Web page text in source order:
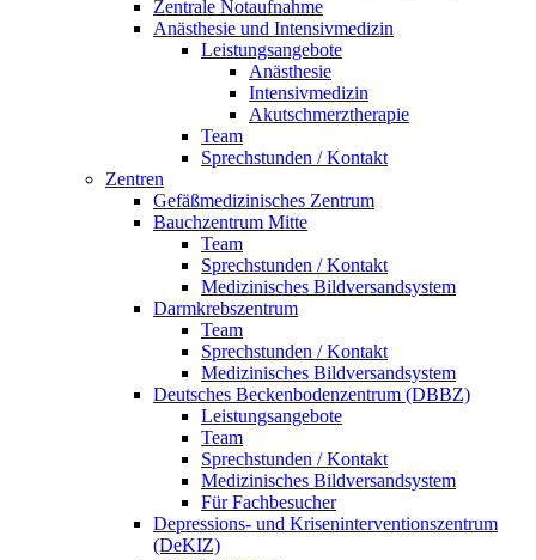
Zentrale Notaufnahme
Anästhesie und Intensivmedizin
Leistungsangebote
Anästhesie
Intensivmedizin
Akutschmerztherapie
Team
Sprechstunden / Kontakt
Zentren
Gefäßmedizinisches Zentrum
Bauchzentrum Mitte
Team
Sprechstunden / Kontakt
Medizinisches Bildversandsystem
Darmkrebszentrum
Team
Sprechstunden / Kontakt
Medizinisches Bildversandsystem
Deutsches Beckenbodenzentrum (DBBZ)
Leistungsangebote
Team
Sprechstunden / Kontakt
Medizinisches Bildversandsystem
Für Fachbesucher
Depressions- und Kriseninterventionszentrum
(DeKIZ)